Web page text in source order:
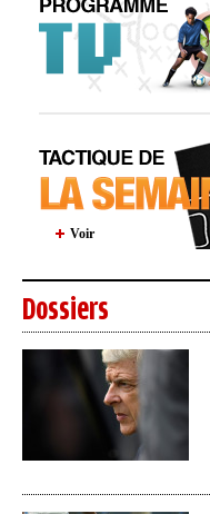
Voir
Dossiers